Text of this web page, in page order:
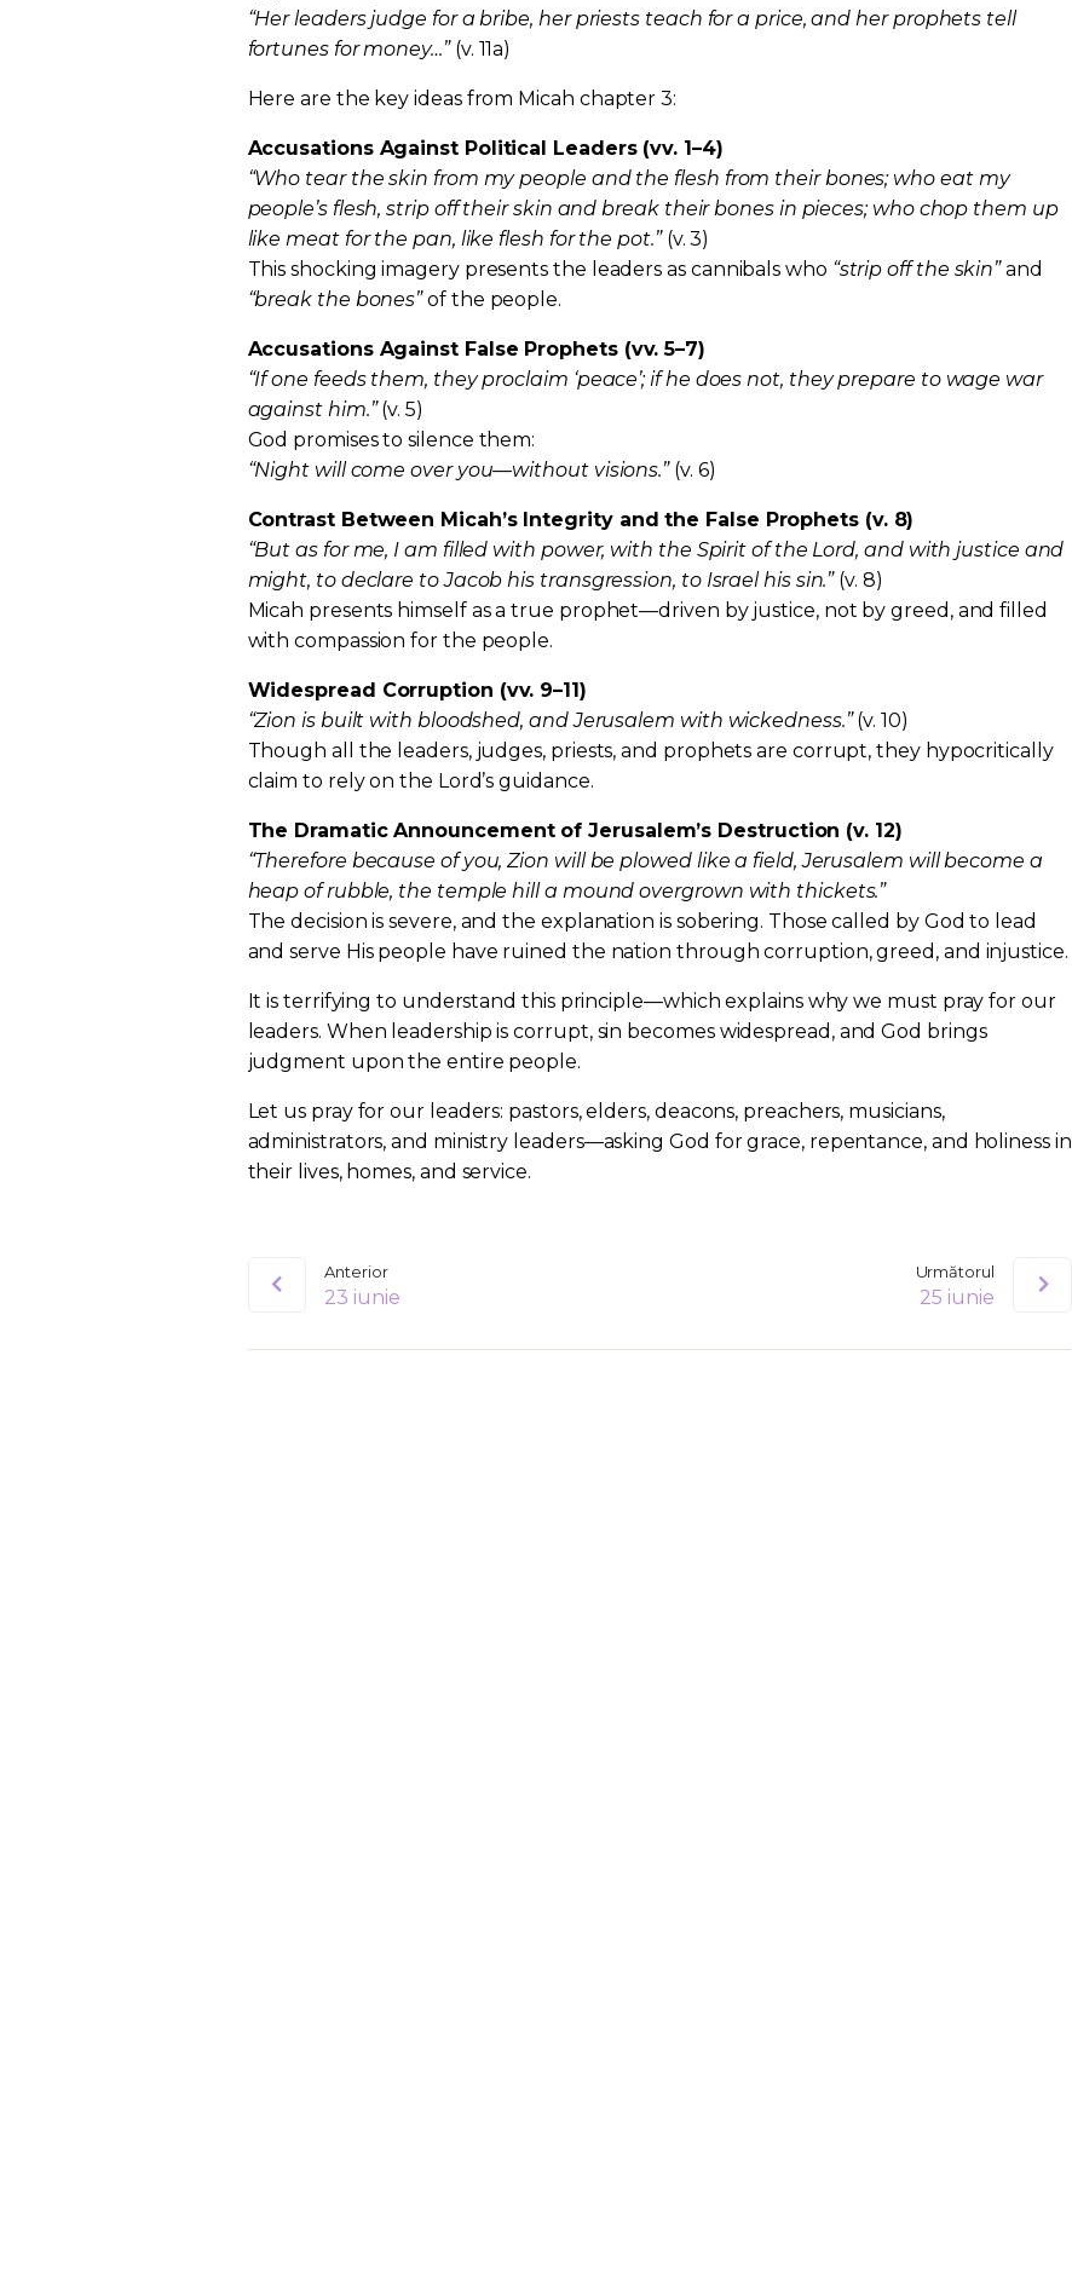
“Her leaders judge for a bribe, her priests teach for a price, and her prophets tell
fortunes for money…”(v. 11a)
Here are the key ideas from Micah chapter 3:
Accusations Against Political Leaders (vv. 1–4)
“Who tear the skin from my people and the flesh from their bones; who eat my
people’s flesh, strip off their skin and break their bones in pieces; who chop them up
like meat for the pan, like flesh for the pot.”(v. 3)
This shocking imagery presents the leaders as cannibals who “strip off the skin”and
“break the bones”of the people.
Accusations Against False Prophets (vv. 5–7)
“If one feeds them, they proclaim ‘peace’; if he does not, they prepare to wage war
against him.”(v. 5)
God promises to silence them:
“Night will come over you—without visions.”(v. 6)
Contrast Between Micah’s Integrity and the False Prophets (v. 8)
“But as for me, I am filled with power, with the Spirit of the Lord, and with justice and
might, to declare to Jacob his transgression, to Israel his sin.”(v. 8)
Micah presents himself as a true prophet—driven by justice, not by greed, and filled
with compassion for the people.
Widespread Corruption (vv. 9–11)
“Zion is built with bloodshed, and Jerusalem with wickedness.”(v. 10)
Though all the leaders, judges, priests, and prophets are corrupt, they hypocritically
claim to rely on the Lord’s guidance.
The Dramatic Announcement of Jerusalem’s Destruction (v. 12)
“Therefore because of you, Zion will be plowed like a field, Jerusalem will become a
heap of rubble, the temple hill a mound overgrown with thickets.”
The decision is severe, and the explanation is sobering. Those called by God to lead
and serve His people have ruined the nation through corruption, greed, and injustice.
It is terrifying to understand this principle—which explains why we must pray for our
leaders. When leadership is corrupt, sin becomes widespread, and God brings
judgment upon the entire people.
Let us pray for our leaders: pastors, elders, deacons, preachers, musicians,
administrators, and ministry leaders—asking God for grace, repentance, and holiness in
their lives, homes, and service.
Anterior
23 iunie
Următorul
25 iunie